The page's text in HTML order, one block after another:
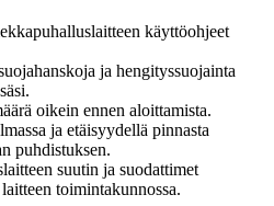
käyttöohjeet
ja hengityssuojainta
oikein ennen aloittamista.
ja etäisyydellä pinnasta
puhdistuksen.
suutin ja suodattimet
toimintakunnossa.